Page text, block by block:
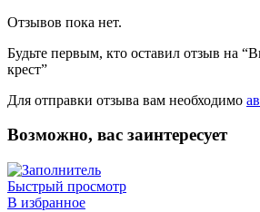
Отзывов пока нет.
Будьте первым, кто оставил отзыв на
крест”
Для отправки отзыва вам необходимо
Возможно, вас заинтересует
Быстрый просмотр
В избранное